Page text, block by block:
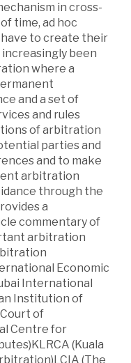
in cross-
time, ad hoc
to create their
increasingly been
where a
and a set of
and rules
of arbitration
parties and
and to make
arbitration
through the
a
commentary of
arbitration
Economic
International
Institution of
of
Centre for
(Kuala
(The